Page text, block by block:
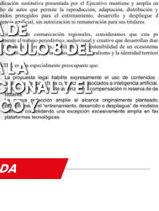
DE
8 DEL
LA
Y EL
Y